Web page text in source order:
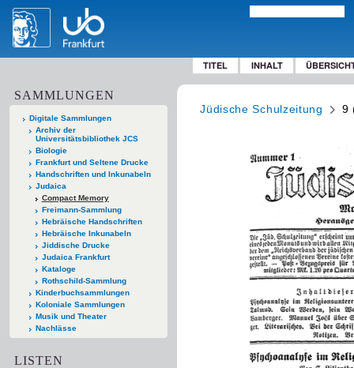
TITEL INHALT
SAMMLUNGEN
Digitale Sammlungen
Archiv der
Universitätsbibliothek JCS
Biologie
Frankfurt und Seltene Drucke
Handschriften und Inkunabeln
Judaica
Compact Memory
Freimann-Sammlung
Hebräische Handschriften
Hebräische Inkunabeln
Jiddische Drucke
Judaica Frankfurt
Kataloge
Rothschild-Sammlung
Kinderbuchsammlungen
Koloniale Sammlungen
Musik und Theater
Nachlässe
LISTEN
Jüdische Schulzeitung 9